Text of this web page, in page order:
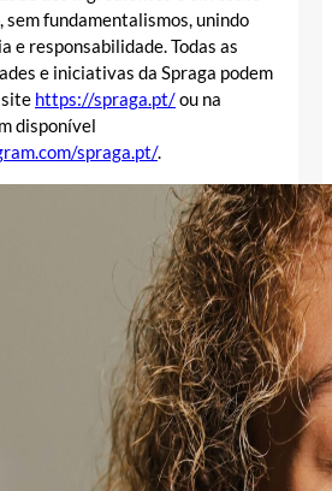
sem fundamentalismos, unindo
e responsabilidade. Todas as
e iniciativas da Spraga podem
site https://spraga.pt/ou na
disponível
spraga.pt/.